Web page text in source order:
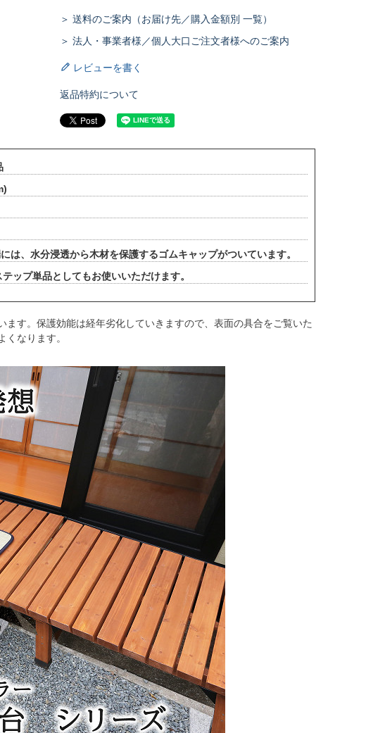
＞ 送料のご案内（お届け先／購入金額別 一覧）
＞ 法人・事業者様／個人大口ご注文者様へのご案内
レビューを書く
返品特約について
、水分浸透から木材を保護するゴムキャップがついています。
プ単品としてもお使いいただけます。
す。保護効能は経年劣化していきますので、表面の具合をご覧いた
なります。